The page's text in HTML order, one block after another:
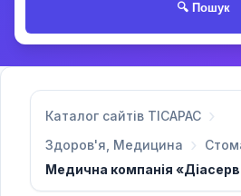
🔍 Пошук
Каталог сайтів TICAPAC
Здоров'я, Медицина
Медична компанія